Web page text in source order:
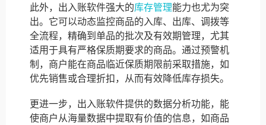
此外，出入账软件强大的库存管理能力也尤为突
出。它可以动态监控商品的入库、出库、调拨等
全流程，精确到单品的批次及有效期管理，尤其
适用于具有严格保质期要求的商品。通过预警机
制，商户能在商品临近保质期限前采取措施，如
优先销售或合理折扣，从而有效降低库存损失。
更进一步，出入账软件提供的数据分析功能，能
使商户从海量数据中提取有价值的信息，如商品